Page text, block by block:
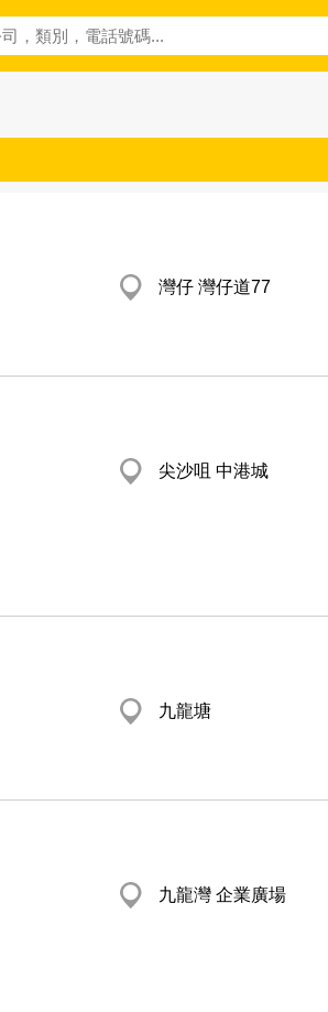
灣仔 灣仔道77
尖沙咀 中港城
九龍塘
九龍灣 企業廣場